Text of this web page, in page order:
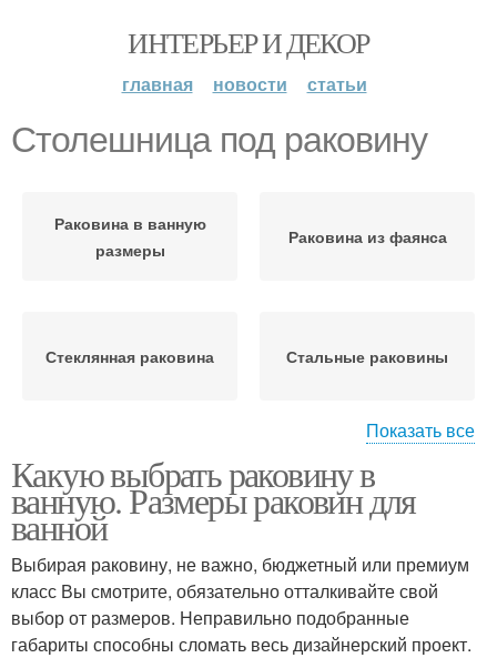
ИНТЕРЬЕР И ДЕКОР
главная новости статьи
Столешница под раковину
Раковина в ванную
размеры
Раковина из фаянса
Стеклянная раковина Стальные раковины
Каменная раковина
Показать все
Какую выбрать раковину в
ванную. Размеры раковин для
ванной
Выбирая раковину, не важно, бюджетный или премиум
класс Вы смотрите, обязательно отталкивайте свой
выбор от размеров. Неправильно подобранные
габариты способны сломать весь дизайнерский проект.